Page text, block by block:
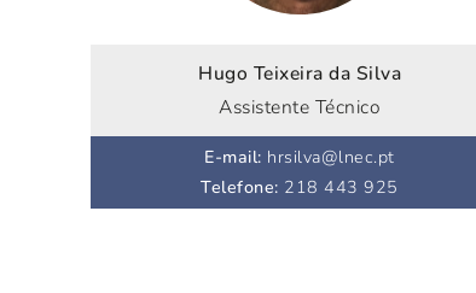
Hugo Teixeira da Silva
Assistente Técnico
E-mail: hrsilva@lnec.pt
Telefone: 218 443 925